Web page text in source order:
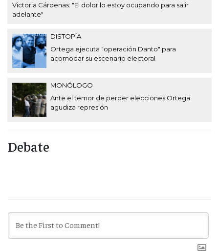
Victoria Cárdenas: "El dolor lo estoy ocupando para salir
adelante"
DISTOPÍA
Ortega ejecuta "operación Danto" para
acomodar su escenario electoral
MONÓLOGO
Ante el temor de perder elecciones Ortega
agudiza represión
Debate